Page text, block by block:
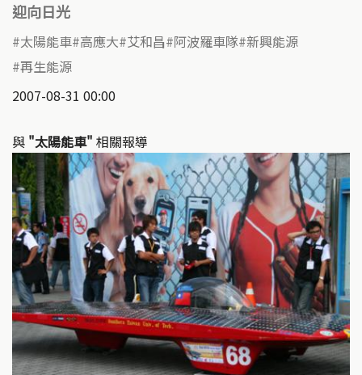
迎向日光
太陽能車 高應大 艾和昌 阿波羅車隊 新興能源
再生能源
2007-08-31 00:00
與 "太陽能車" 相關報導